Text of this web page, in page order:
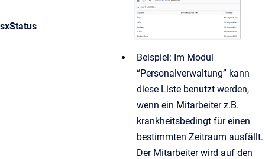
sxStatus
Beispiel: Im Modul
“Personalverwaltung” kann
diese Liste benutzt werden,
wenn ein Mitarbeiter z.B.
krankheitsbedingt für einen
bestimmten Zeitraum ausfällt.
Der Mitarbeiter wird auf den